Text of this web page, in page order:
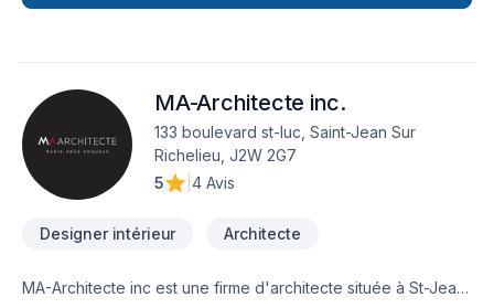
réparation ou bien simplement une construction. Que vous
atteindre les résultats que vous cherchez. Contactez-moi dès
aujourd'hui et obtenez un devis gratuit. Membre en règle
de APCHQ - RBQ. Assurance responsabilité sur tous les
projets. SERVICE APRÈS SINISTRE AVEC DEVIS VENTILLÉ SUR
DEMANDE POUR LES ASSURANCE.
MA-Architecte inc.
133 boulevard st-luc, Saint-Jean Sur
Richelieu, J2W 2G7
5
4 Avis
Designer intérieur Architecte
MA-Architecte inc est une firme d'architecte située à St-Jean